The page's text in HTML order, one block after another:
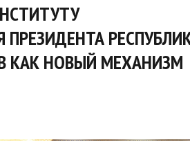
КАК НОВЫЙ МЕХАНИЗМ